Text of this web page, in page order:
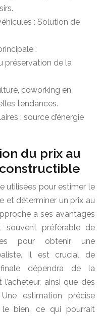
: Solution de
:
préservation de la
coworking en
tendances.
: source d’énergie
du prix au
constructible
utilisées pour estimer le
et déterminer un prix au
a ses avantages
souvent préférable de
pour obtenir une
Il est crucial de
dépendra de la
ainsi que des
estimation précise
le bien, ce qui pourrait